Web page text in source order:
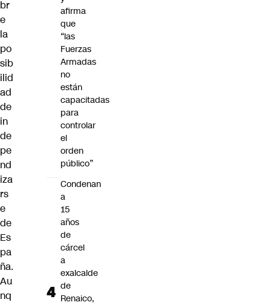
br
e
la
po
sib
ilid
ad
de
in
de
pe
nd
iza
rs
e
de
Es
pa
ña.
Au
nq
afirma
que
“las
Fuerzas
Armadas
no
están
capacitadas
para
controlar
el
orden
público”
Condenan
a
15
años
de
cárcel
a
exalcalde
de
Renaico,